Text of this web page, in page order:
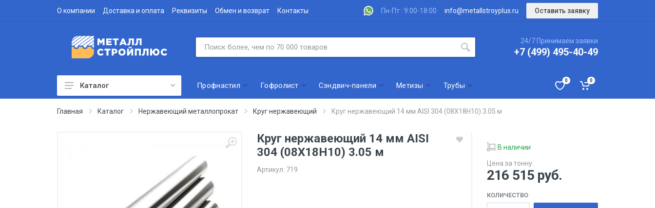
О компании Доставка и оплата Реквизиты Обмен и возврат Контакты Пн-Пт : 9:00-18:00 info@metallstroyplus.ru Оставить заявку
24/7 Принимаем заявки
+7 (499) 495-40-49
Профнастил
Каталог Профнастил Гофролист Сэндвич-панели Метизы Трубы
0 0
Главная Каталог Нержавеющий металлопрокат Круг нержавеющий Круг нержавеющий 14 мм AISI 304 (08Х18Н10) 3.05 м
Круг нержавеющий 14 мм AISI
304 (08Х18Н10) 3.05 м
Артикул: 719
В наличии
Цена за тонну:
216 515 руб.
КОЛИЧЕСТВО